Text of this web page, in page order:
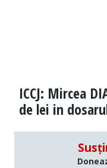
ICCJ: Mircea
de lei in